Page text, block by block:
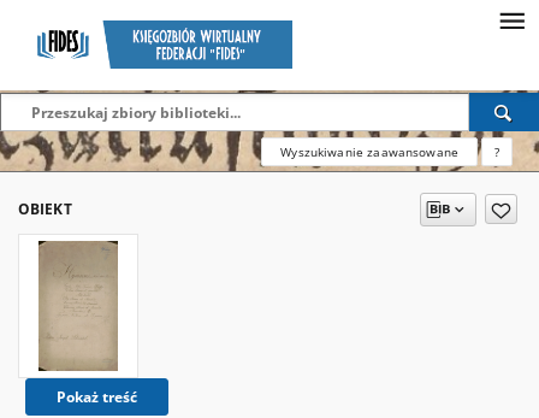
Wyszukiwanie zaawansowane ?
OBIEKT
Pokaż treść